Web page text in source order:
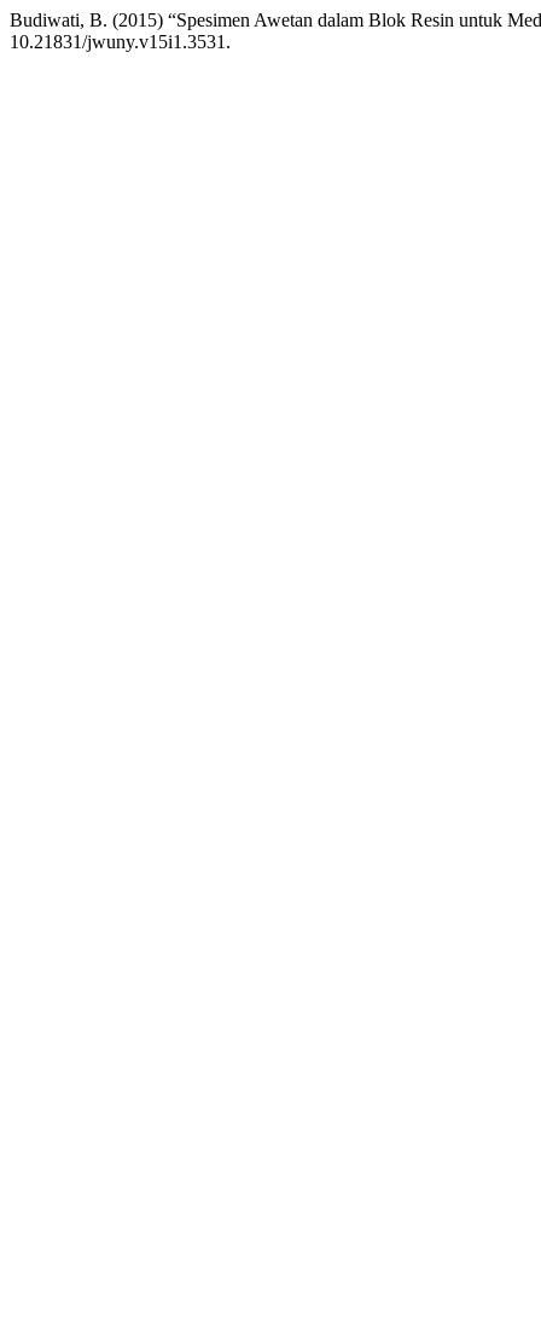
Budiwati, B. (2015) “Spesimen Awetan dalam Blok Resin untuk
10.21831/jwuny.v15i1.3531.